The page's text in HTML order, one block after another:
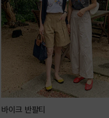
바이크 반팔티